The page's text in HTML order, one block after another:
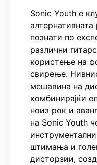
Sonic Youth е
познати по
различни
користење на
свирење.
мешавина на
комбинирајќи
ноиз рок и
на Sonic Youth
штимања и
дисторзии,